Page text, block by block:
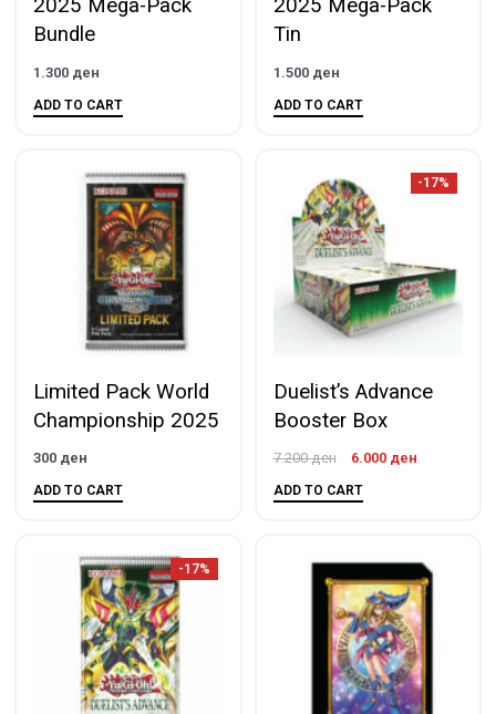
2025 Mega-Pack
Bundle
1.300 ден
ADD TO CART
2025 Mega-Pack
Tin
1.500 ден
ADD TO CART
Limited Pack World
Championship 2025
300 ден
ADD TO CART
-17%
Duelist’s Advance
Booster Box
7.200ден 6.000 ден
ADD TO CART
-17%